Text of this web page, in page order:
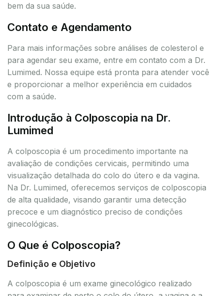
bem da sua saúde.
Contato e Agendamento
Para mais informações sobre análises de colesterol e
para agendar seu exame, entre em contato com a Dr.
Lumimed. Nossa equipe está pronta para atender você
e proporcionar a melhor experiência em cuidados
com a saúde.
Introdução à Colposcopia na Dr.
Lumimed
A colposcopia é um procedimento importante na
avaliação de condições cervicais, permitindo uma
visualização detalhada do colo do útero e da vagina.
Na Dr. Lumimed, oferecemos serviços de colposcopia
de alta qualidade, visando garantir uma detecção
precoce e um diagnóstico preciso de condições
ginecológicas.
O Que é Colposcopia?
Definição e Objetivo
A colposcopia é um exame ginecológico realizado